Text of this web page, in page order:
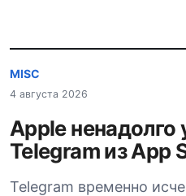
MISC
4 августа 2026
Apple ненадолго
Telegram из App
Telegram временно